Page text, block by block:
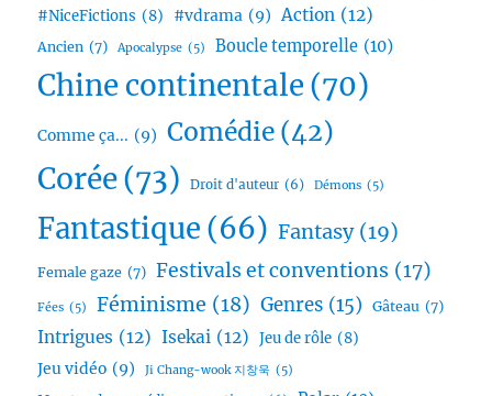
#NiceFictions (8) #vdrama (9) Action (12)
Ancien (7) Apocalypse (5) Boucle temporelle (10)
Chine continentale (70)
Comme ça... (9) Comédie (42)
Corée(73) Droit d'auteur (6) Démons (5)
Fantastique (66) Fantasy (19)
Female gaze (7) Festivals et conventions (17)
Fées (5) Féminisme (18) Genres (15) Gâteau (7)
Intrigues (12) Isekai (12) Jeu de rôle (8)
Jeu vidéo (9) Ji Chang-wook 지창욱 (5)